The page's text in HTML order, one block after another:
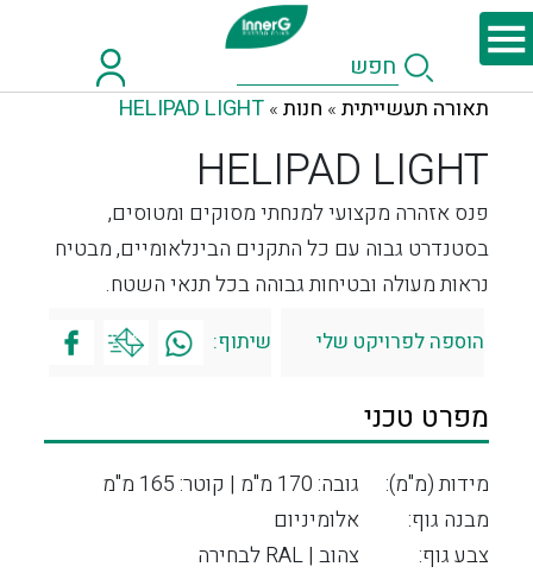
תאורה תעשייתית » חנות »
HELIPAD LIGHT
HELIPAD LIGHT
פנס אזהרה מקצועי למנחתי מסוקים ומטוסים,
בסטנדרט גבוה עם כל התקנים הבינלאומיים, מבטיח
נראות מעולה ובטיחות גבוהה בכל תנאי השטח.
הוספה לפרויקט שלי שיתוף:
מפרט טכני
מידות (מ"מ):
גובה: 170 מ"מ | קוטר: 165 מ"מ
מבנה גוף:
אלומיניום
צבע גוף:
צהוב | RAL לבחירה